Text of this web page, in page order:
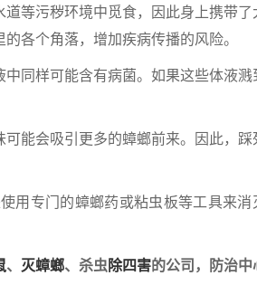
等污秽环境中觅食，因此身上携带了
各个角落，增加疾病传播的风险。
同样可能含有病菌。如果这些体液溅
能会吸引更多的蟑螂前来。因此，踩
专门的蟑螂药或粘虫板等工具来消
、 灭蟑螂、杀虫除四害的公司，防治中